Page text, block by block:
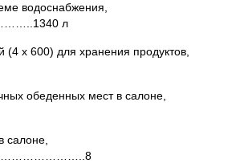
водоснабжения,
л
(4 х 600) для хранения продуктов,
обеденных мест в салоне,
салоне,